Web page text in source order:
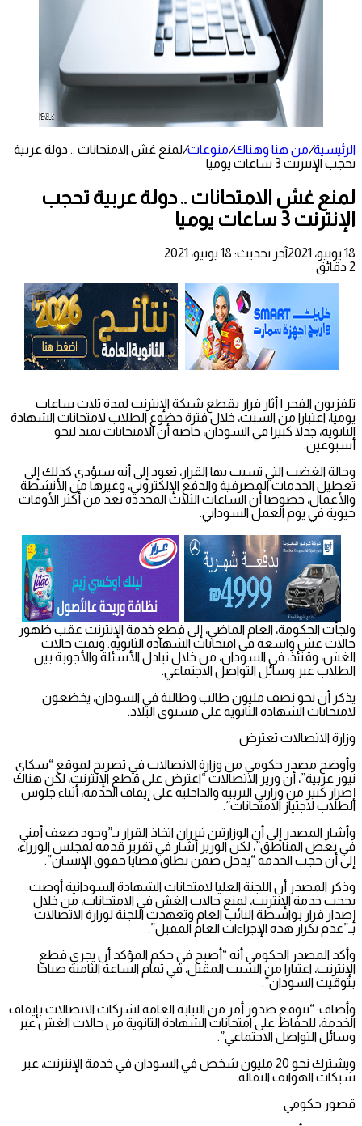
الرئيسية/من هنا وهناك/منوعات/لمنع غش الامتحانات .. دولة عربية
تحجب الإنترنت 3 ساعات يوميا
لمنع غش الامتحانات .. دولة عربية تحجب
الإنترنت 3 ساعات يوميا
18 يونيو، 2021
آخر تحديث: 18 يونيو، 2021
2 دقائق
تلفزيون الفجر | أثار قرار بقطع شبكة الإنترنت لمدة ثلاث ساعات
يوميا، اعتبارا من السبت، خلال فترة خضوع الطلاب لامتحانات الشهادة
الثانوية، جدلا كبيرا في السودان، خاصة أن الامتحانات تمتد لنحو
أسبوعين.
وحالة الغضب التي تسبب بها القرار، تعود إلى أنه سيؤدي كذلك إلى
تعطيل الخدمات المصرفية والدفع الإلكتروني، وغيرها من الأنشطة
والأعمال، خصوصا أن الساعات الثلاث المحددة تعد من أكثر الأوقات
حيوية في يوم العمل السوداني.
ولجأت الحكومة، العام الماضي، إلى قطع خدمة الإنترنت عقب ظهور
حالات غش واسعة في امتحانات الشهادة الثانوية. وتمت حالات
الغش، وقتئذ، في السودان، من خلال تبادل الأسئلة والأجوبة بين
الطلاب عبر وسائل التواصل الاجتماعي.
يذكر أن نحو نصف مليون طالب وطالبة في السودان، يخضعون
لامتحانات الشهادة الثانوية على مستوى البلاد.
وزارة الاتصالات تعترض
وأوضح مصدر حكومي من وزارة الاتصالات في تصريح لموقع “سكاي
نيوز عربية”، أن وزير الاتصالات “اعترض على قطع الإنترنت، لكن هناك
إصرار كبير من وزارتي التربية والداخلية على إيقاف الخدمة، أثناء جلوس
الطلاب لاجتياز الامتحانات”.
وأشار المصدر إلى أن الوزارتين تبرران اتخاذ القرار بـ”وجود ضعف أمني
في بعض المناطق”، لكن الوزير أشار في تقرير قدمه لمجلس الوزراء،
إلى أن حجب الخدمة “يدخل ضمن نطاق قضايا حقوق الإنسان”.
وذكر المصدر أن اللجنة العليا لامتحانات الشهادة السودانية أوصت
بحجب خدمة الإنترنت، لمنع حالات الغش في الامتحانات، من خلال
إصدار قرار بواسطة النائب العام وتعهدت اللجنة لوزارة الاتصالات
بـ”عدم تكرار هذه الإجراءات العام المقبل”.
وأكد المصدر الحكومي أنه “أصبح في حكم المؤكد أن يجري قطع
الإنترنت، اعتبارا من السبت المقبل، في تمام الساعة الثامنة صباحا
بتوقيت السودان”.
وأضاف: “نتوقع صدور أمر من النيابة العامة لشركات الاتصالات بإيقاف
الخدمة، للحفاظ على امتحانات الشهادة الثانوية من حالات الغش عبر
وسائل التواصل الاجتماعي”.
ويشترك نحو 20 مليون شخص في السودان في خدمة الإنترنت، عبر
شبكات الهواتف النقالة.
قصور حكومي